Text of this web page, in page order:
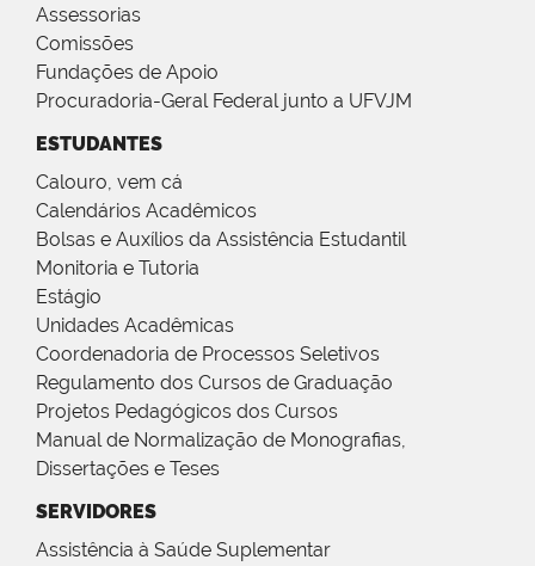
Assessorias
Comissões
Fundações de Apoio
Procuradoria-Geral Federal junto a UFVJM
ESTUDANTES
Calouro, vem cá
Calendários Acadêmicos
Bolsas e Auxílios da Assistência Estudantil
Monitoria e Tutoria
Estágio
Unidades Acadêmicas
Coordenadoria de Processos Seletivos
Regulamento dos Cursos de Graduação
Projetos Pedagógicos dos Cursos
Manual de Normalização de Monografias,
Dissertações e Teses
SERVIDORES
Assistência à Saúde Suplementar